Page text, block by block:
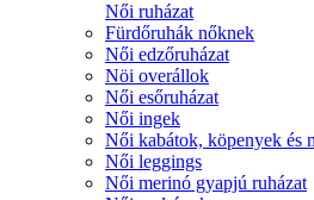
Női ruházat
Fürdőruhák nőknek
Női edzőruházat
Nöi overállok
Női esőruházat
Női ingek
Női kabátok, köpenyek és
Női leggings
Női merinó gyapjú ruházat